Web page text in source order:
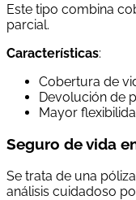
Este tipo combina
parcial.
Características:
Cobertura de
Devolución de
Mayor
Seguro de vida
Se trata de una
análisis cuidadoso